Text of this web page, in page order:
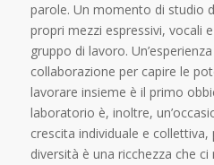
parole. Un momento di studio
propri mezzi espressivi, vocali
gruppo di lavoro.
collaborazione per capire le
lavorare insieme è il primo
laboratorio è, inoltre,
crescita individuale e
diversità è una ricchezza che